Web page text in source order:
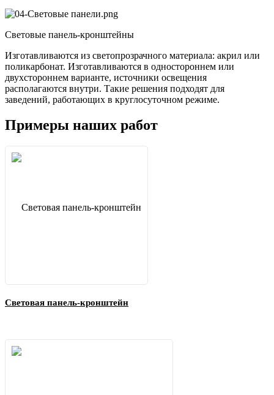
Световые панель-кронштейны
Изготавливаются из светопрозрачного материала: акрил или
поликарбонат. Изготавливаются в одностороннем или
двухстороннем варианте, источники освещения
располагаются внутри. Такие решения подходят для
заведений, работающих в круглосуточном режиме.
Примеры наших работ
Световая панель-кронштейн